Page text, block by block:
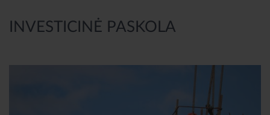
INVESTICINĖ PASKOLA